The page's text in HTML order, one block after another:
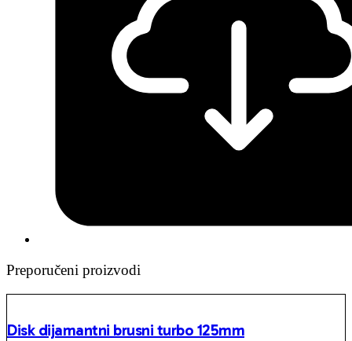
Preporučeni proizvodi
Disk dijamantni brusni turbo 125mm